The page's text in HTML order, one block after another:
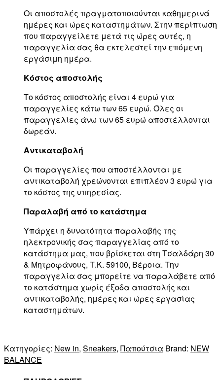
Οι αποστολές πραγματοποιούνται καθημερινά
ημέρες και ώρες καταστημάτων. Στην περίπτωση
που παραγγείλετε μετά τις ώρες αυτές, η
παραγγελία σας θα εκτελεστεί την επόμενη
εργάσιμη ημέρα.
Κόστος αποστολής
Το κόστος αποστολής είναι 4 ευρώ για
παραγγελίες κάτω των 65 ευρώ. Όλες οι
παραγγελίες άνω των 65 ευρώ αποστέλλονται
δωρεάν.
Αντικαταβολή
Οι παραγγελίες που αποστέλλονται με
αντικαταβολή χρεώνονται επιπλέον 3 ευρώ για
το κόστος της υπηρεσίας.
Παραλαβή από το κατάστημα
Υπάρχει η δυνατότητα παραλαβής της
ηλεκτρονικής σας παραγγελίας από το
κατάστημα μας, που βρίσκεται στη Τσαλδάρη 30
& Μητροφάνους, Τ.Κ. 59100, Βέροια. Την
παραγγελία σας μπορείτε να παραλάβετε από
το κατάστημα χωρίς έξοδα αποστολής και
αντικαταβολής, ημέρες και ώρες εργασίας
καταστημάτων.
Κατηγορίες: New in, Sneakers, Παπούτσια Brand: NEW
BALANCE